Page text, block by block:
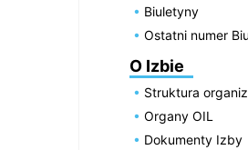
Biuletyny
Ostatni numer
O Izbie
Struktura
Organy OIL
Dokumenty Izby